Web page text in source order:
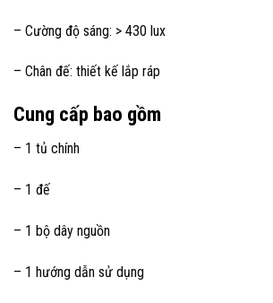
– Cường độ sáng: > 430 lux
– Chân đế: thiết kế lắp ráp
Cung cấp bao gồm
– 1 tủ chính
– 1 đế
– 1 bộ dây nguồn
– 1 hướng dẫn sử dụng